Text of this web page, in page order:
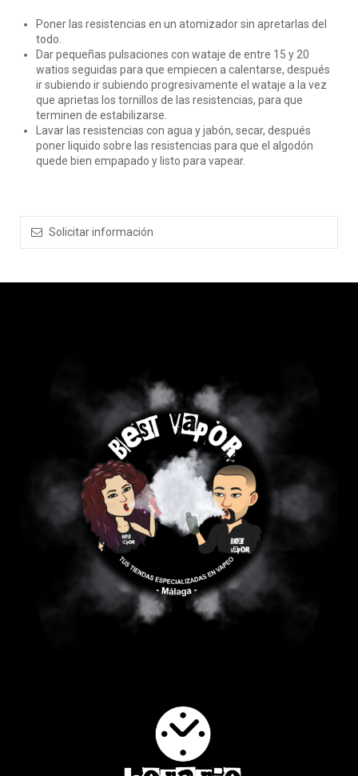
Poner las resistencias en un atomizador sin apretarlas del
todo.
Dar pequeñas pulsaciones con wataje de entre 15 y 20
watios seguidas para que empiecen a calentarse, después
ir subiendo ir subiendo progresivamente el wataje a la vez
que aprietas los tornillos de las resistencias, para que
terminen de estabilizarse.
Lavar las resistencias con agua y jabón, secar, después
poner liquido sobre las resistencias para que el algodón
quede bien empapado y listo para vapear.
Solicitar información